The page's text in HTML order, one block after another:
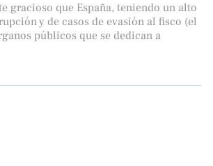
gracioso que España, teniendo un alto
y de casos de evasión al fisco (el
públicos que se dedican a